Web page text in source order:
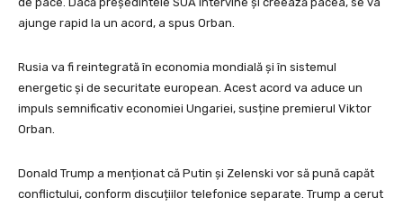
ajunge rapid la un acord, a spus Orban.
Rusia va fi reintegrată în economia mondială și în sistemul
energetic și de securitate european. Acest acord va aduce un
impuls semnificativ economiei Ungariei, susține premierul Viktor
Orban.
Donald Trump a menționat că Putin și Zelenski vor să pună capăt
conflictului, conform discuțiilor telefonice separate. Trump a cerut